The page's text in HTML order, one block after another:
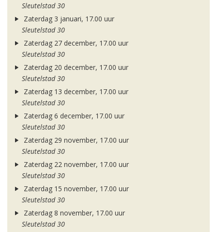
Sleutelstad 30
Zaterdag 3 januari, 17.00 uur
Sleutelstad 30
Zaterdag 27 december, 17.00 uur
Sleutelstad 30
Zaterdag 20 december, 17.00 uur
Sleutelstad 30
Zaterdag 13 december, 17.00 uur
Sleutelstad 30
Zaterdag 6 december, 17.00 uur
Sleutelstad 30
Zaterdag 29 november, 17.00 uur
Sleutelstad 30
Zaterdag 22 november, 17.00 uur
Sleutelstad 30
Zaterdag 15 november, 17.00 uur
Sleutelstad 30
Zaterdag 8 november, 17.00 uur
Sleutelstad 30